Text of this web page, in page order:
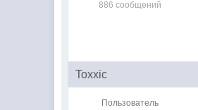
886 сообщений
Toxxic
Пользователь